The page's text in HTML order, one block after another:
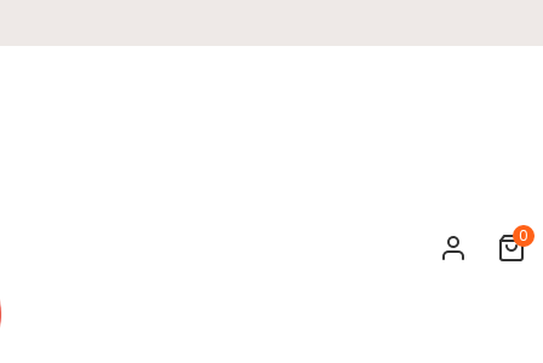
Cart
0